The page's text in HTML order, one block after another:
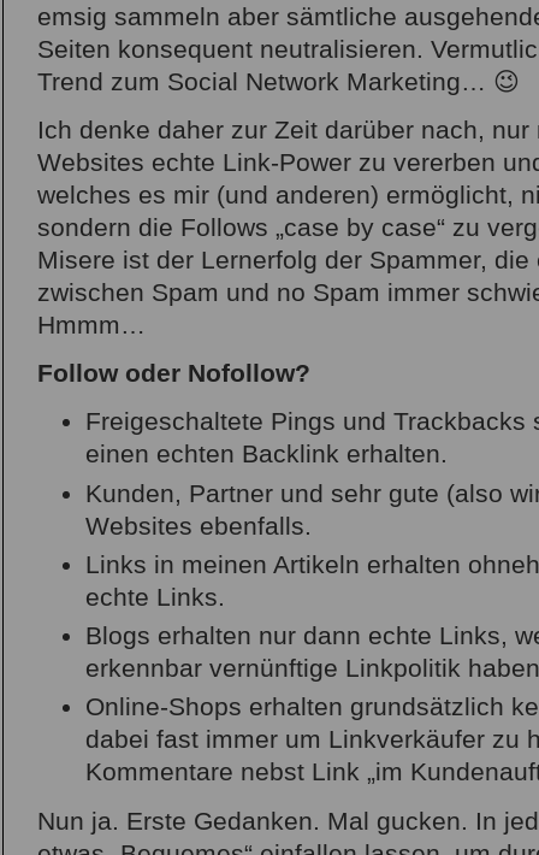
emsig sammeln aber sämtliche
Seiten konsequent neutralisieren.
Trend zum Social Network Marketing… 😉
Ich denke daher zur Zeit darüber nach,
Websites echte Link-Power zu vererben
welches es mir (und anderen) ermöglicht,
sondern die Follows „case by case“ zu
Misere ist der Lernerfolg der Spammer,
zwischen Spam und no Spam immer
Hmmm…
Follow oder Nofollow?
Freigeschaltete Pings und Trackbacks
einen echten Backlink erhalten.
Kunden, Partner und sehr gute (also
Websites ebenfalls.
Links in meinen Artikeln erhalten
echte Links.
Blogs erhalten nur dann echte Links,
erkennbar vernünftige Linkpolitik
Online-Shops erhalten grundsätzlich
dabei fast immer um Linkverkäufer zu
Kommentare nebst Link „im
Nun ja. Erste Gedanken. Mal gucken. In